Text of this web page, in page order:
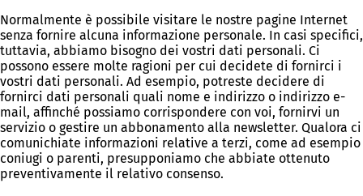
Normalmente è possibile visitare le nostre pagine Internet
senza fornire alcuna informazione personale. In casi specifici,
tuttavia, abbiamo bisogno dei vostri dati personali. Ci
possono essere molte ragioni per cui decidete di fornirci i
vostri dati personali. Ad esempio, potreste decidere di
fornirci dati personali quali nome e indirizzo o indirizzo e-
mail, affinché possiamo corrispondere con voi, fornirvi un
servizio o gestire un abbonamento alla newsletter. Qualora ci
comunichiate informazioni relative a terzi, come ad esempio
coniugi o parenti, presupponiamo che abbiate ottenuto
preventivamente il relativo consenso.